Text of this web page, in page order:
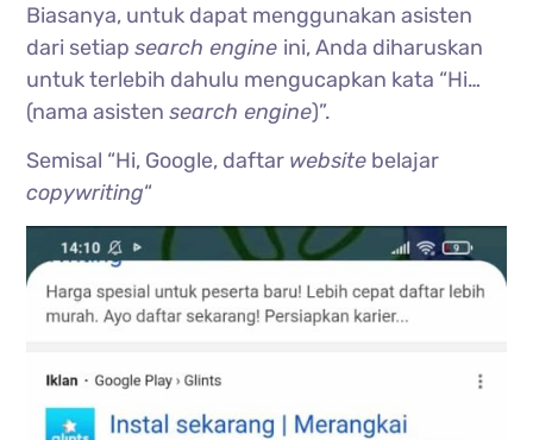
Biasanya, untuk dapat menggunakan asisten
dari setiapsearch engine ini, Anda diharuskan
untuk terlebih dahulu mengucapkan kata “Hi…
(nama asistensearch engine)”.
Semisal “Hi, Google, daftar website belajar
copywriting“